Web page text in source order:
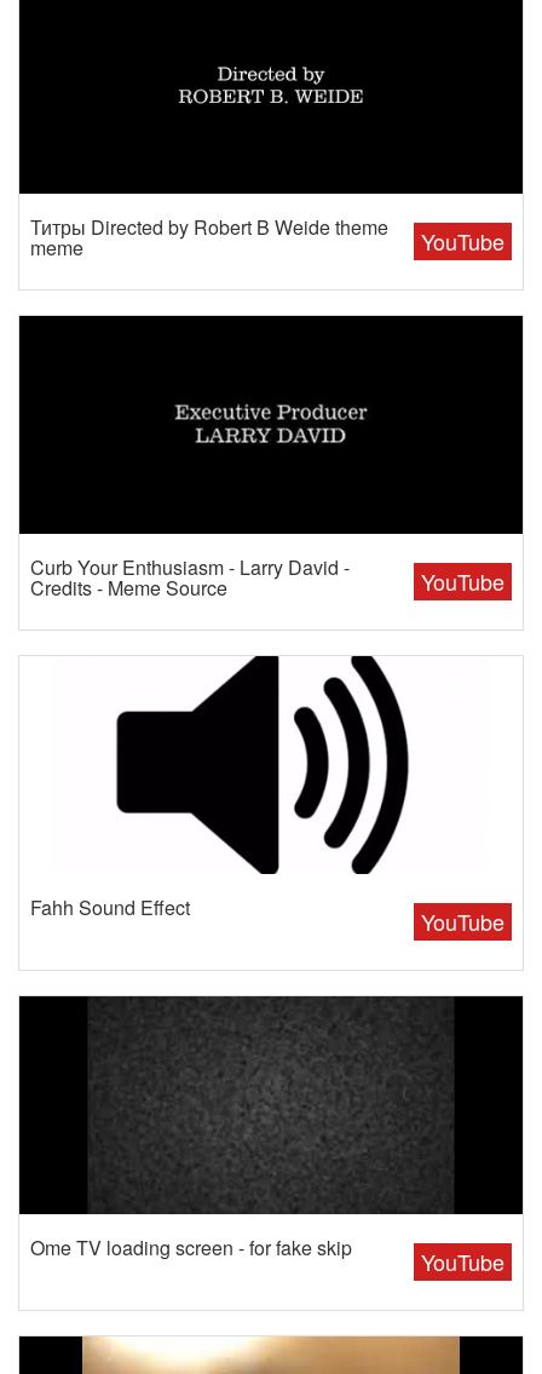
YouTube
Титры Directed by Robert B Weide theme
meme
YouTube
Curb Your Enthusiasm - Larry David -
Credits - Meme Source
YouTube
Fahh Sound Effect
YouTube
Ome TV loading screen - for fake skip